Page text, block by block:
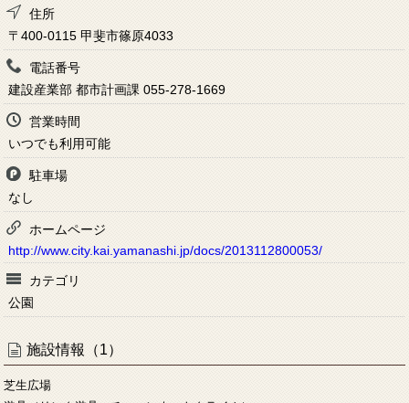
住所
〒400-0115 甲斐市篠原4033
電話番号
建設産業部 都市計画課 055-278-1669
営業時間
いつでも利用可能
駐車場
なし
ホームページ
http://www.city.kai.yamanashi.jp/docs/2013112800053/
カテゴリ
公園
施設情報（1）
芝生広場